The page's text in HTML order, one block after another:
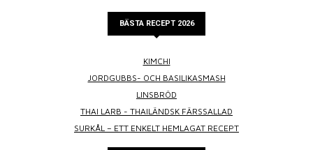
BÄSTA RECEPT 2026
KIMCHI
JORDGUBBS- OCH BASILIKASMASH
LINSBRÖD
THAI LARB - THAILÄNDSK FÄRSSALLAD
SURKÅL – ETT ENKELT HEMLAGAT RECEPT